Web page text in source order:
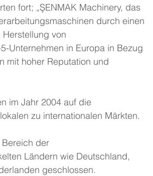
fort; „ŞENMAK Machinery, das
durch einen
von
Unternehmen in Europa in Bezug
mit hoher Reputation und
im Jahr 2004 auf die
zu internationalen Märkten.
der
Ländern wie Deutschland,
geschlossen.